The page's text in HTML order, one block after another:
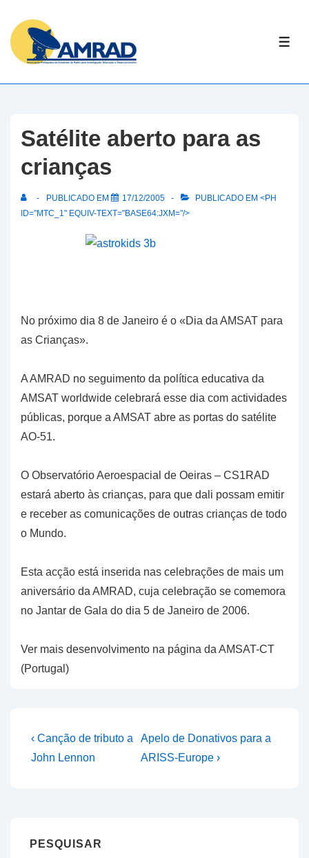
Skip
Content
Satélite aberto para as
crianças
PUBLICADO EM 17/12/2005
PUBLICADO EM <PH
ID="MTC_1" EQUIV-TEXT="BASE64:JXM="/>
No próximo dia 8 de Janeiro é o «Dia da AMSAT para
as Crianças».
A AMRAD no seguimento da política educativa da
AMSAT worldwide celebrará esse dia com actividades
públicas, porque a AMSAT abre as portas do satélite
AO-51.
O Observatório Aeroespacial de Oeiras – CS1RAD
estará aberto às crianças, para que dali possam emitir
e receber as comunicações de outras crianças de todo
o Mundo.
Esta acção está inserida nas celebrações de mais um
aniversário da AMRAD, cuja celebração se comemora
no Jantar de Gala do dia 5 de Janeiro de 2006.
Ver mais desenvolvimento na página da AMSAT-CT
(Portugal)
Navegação
de
Previous
Post
‹ Canção de tributo a
John Lennon
Next
Post
Apelo de Donativos para a
ARISS-Europe ›
PESQUISAR